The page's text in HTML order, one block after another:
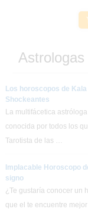
Los horoscopos de
Shockeantes
La multifácetica
conocida por todos los
Tarotista de las …
Implacable Horoscopo
signo
¿Te gustaría conocer un
que el te encuentre